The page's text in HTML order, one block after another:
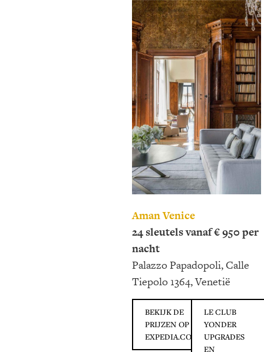
Aman Venice
24 sleutels vanaf € 950 per
nacht
Palazzo Papadopoli, Calle
Tiepolo 1364, Venetië
BEKIJK DE
PRIJZEN OP
EXPEDIA.COM
LE CLUB
YONDER
UPGRADES
EN